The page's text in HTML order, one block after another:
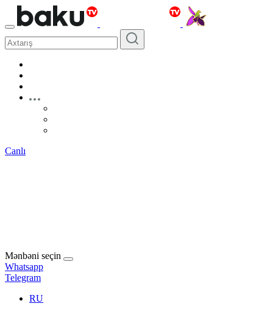
Canlı
Mənbəni seçin
Whatsapp
Telegram
RU